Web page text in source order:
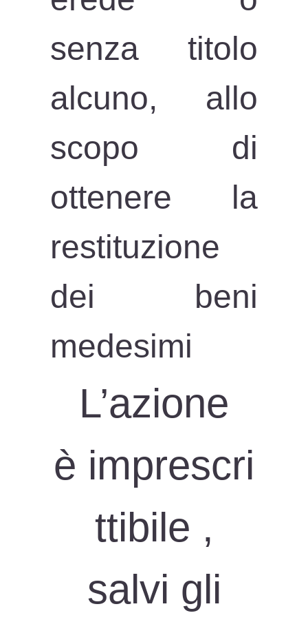
senza titolo
alcuno, allo
scopo di
ottenere la
restituzione
dei beni
medesimi
L’azione
è imprescri
ttibile ,
salvi gli